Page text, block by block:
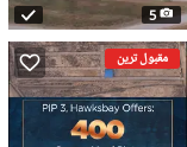
5
مقبول ترین